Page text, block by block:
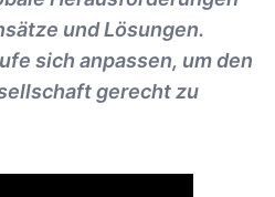
und Lösungen.
sich anpassen, um den
gerecht zu